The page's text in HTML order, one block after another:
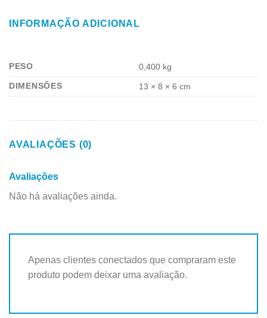
INFORMAÇÃO ADICIONAL
PESO
0,400 kg
DIMENSÕES
13 × 8 × 6 cm
AVALIAÇÕES (0)
Avaliações
Não há avaliações ainda.
Apenas clientes conectados que compraram este
produto podem deixar uma avaliação.